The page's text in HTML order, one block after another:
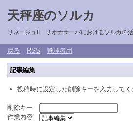
天秤座のソルカ
リネージュII リオナサーバにおけるソルカの
戻る RSS 管理者用
記事編集
投稿時に設定した削除キーを入力してく
削除キー
作業内容